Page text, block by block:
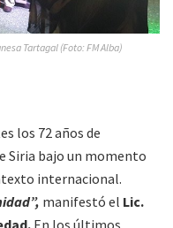
Tartagal (Foto: FM Alba)
los 72 años de
Siria bajo un momento
internacional.
manifestó el Lic.
En los últimos